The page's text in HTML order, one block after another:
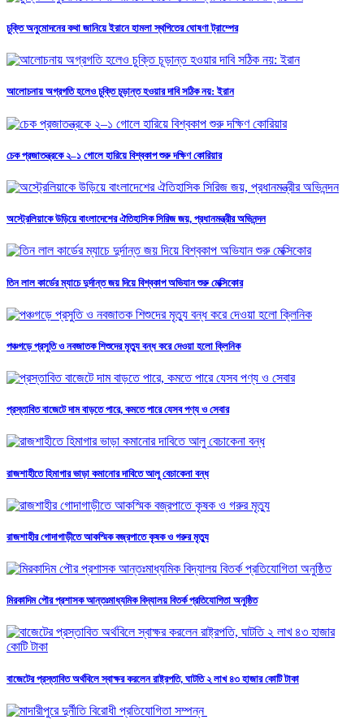
চুক্তি অনুমোদনের কথা জানিয়ে ইরানে হামলা স্থগিতের ঘোষণা ট্রাম্পের
আলোচনায় অগ্রগতি হলেও চুক্তি চূড়ান্ত হওয়ার দাবি সঠিক নয়: ইরান
চেক প্রজাতন্ত্রকে ২–১ গোলে হারিয়ে বিশ্বকাপ শুরু দক্ষিণ কোরিয়ার
অস্ট্রেলিয়াকে উড়িয়ে বাংলাদেশের ঐতিহাসিক সিরিজ জয়, প্রধানমন্ত্রীর অভিনন্দন
তিন লাল কার্ডের ম্যাচে দুর্দান্ত জয় দিয়ে বিশ্বকাপ অভিযান শুরু মেক্সিকোর
পঞ্চগড়ে প্রসুতি ও নবজাতক শিশুদের মৃত্যু বন্ধ করে দেওয়া হলো ক্লিনিক
প্রস্তাবিত বাজেটে দাম বাড়তে পারে, কমতে পারে যেসব পণ্য ও সেবার
রাজশাহীতে হিমাগার ভাড়া কমানোর দাবিতে আলু বেচাকেনা বন্ধ
রাজশাহীর গোদাগাড়ীতে আকস্মিক বজ্রপাতে কৃষক ও গরুর মৃত্যু
মিরকাদিম পৌর প্রশাসক আন্তঃমাধ্যমিক বিদ্যালয় বিতর্ক প্রতিযোগিতা অনুষ্ঠিত
বাজেটের প্রস্তাবিত অর্থবিলে স্বাক্ষর করলেন রাষ্ট্রপতি, ঘাটতি ২ লাখ ৪৩ হাজার কোটি টাকা